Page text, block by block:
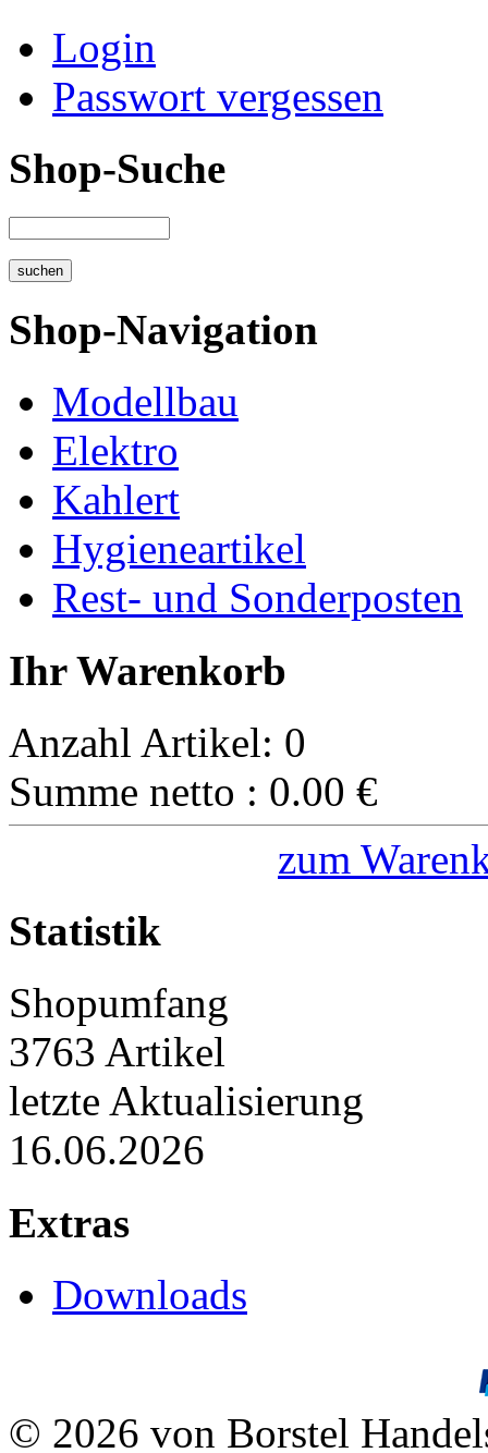
Login
Passwort vergessen
Shop-Suche
Shop-Navigation
Modellbau
Elektro
Kahlert
Hygieneartikel
Rest- und Sonderposten
Ihr Warenkorb
Anzahl Artikel: 0
Summe netto : 0.00 €
zum
Statistik
Shopumfang
3763 Artikel
letzte Aktualisierung
16.06.2026
Extras
Downloads
© 2026 von Borstel